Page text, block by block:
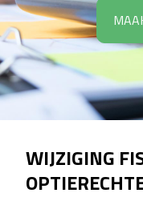
WIJZIGING